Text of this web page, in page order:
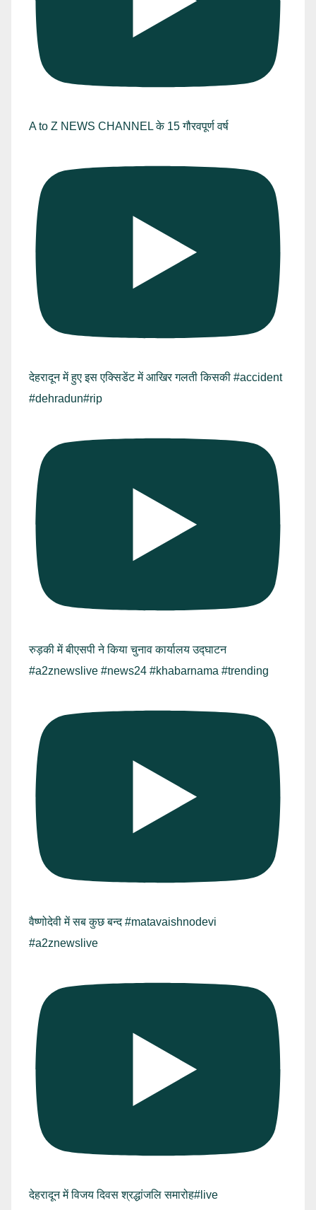
A to Z NEWS CHANNEL के 15 गौरवपूर्ण वर्ष
देहरादून में हुए इस एक्सिडेंट में आखिर गलती किसकी #accident
#dehradun#rip
रुड़की में बीएसपी ने किया चुनाव कार्यालय उद्घाटन
#a2znewslive #news24 #khabarnama #trending
वैष्णोदेवी में सब कुछ बन्द #matavaishnodevi
#a2znewslive
देहरादून में विजय दिवस श्रद्धांजलि समारोह#live